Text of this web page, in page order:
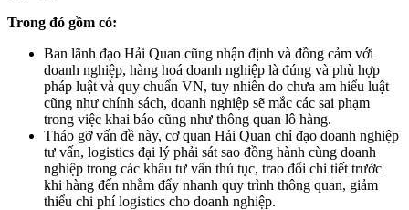
Trong đó gồm có:
Ban lãnh đạo Hải Quan cũng nhận định và đồng cảm với
doanh nghiệp, hàng hoá doanh nghiệp là đúng và phù hợp
pháp luật và quy chuẩn VN, tuy nhiên do chưa am hiểu luật
cũng như chính sách, doanh nghiệp sẽ mắc các sai phạm
trong việc khai báo cũng như thông quan lô hàng.
Tháo gỡ vấn đề này, cơ quan Hải Quan chỉ đạo doanh nghiệp
tư vấn, logistics đại lý phải sát sao đồng hành cùng doanh
nghiệp trong các khâu tư vấn thủ tục, trao đổi chi tiết trước
khi hàng đến nhằm đẩy nhanh quy trình thông quan, giảm
thiểu chi phí logistics cho doanh nghiệp.